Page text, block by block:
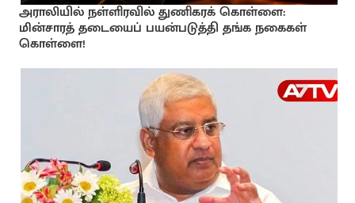
அராலியில் நள்ளிரவில் துணிகரக் கொள்ளை:
மின்சாரத் தடையைப் பயன்படுத்தி தங்க நகைகள்
கொள்ளை!